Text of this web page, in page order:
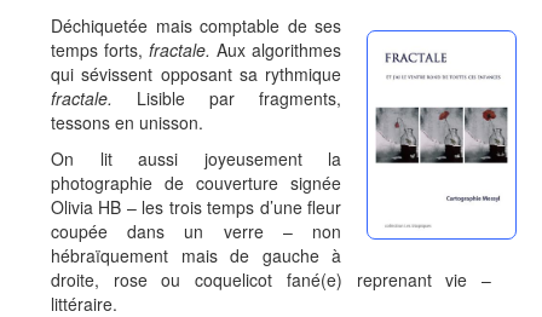
Déchiquetée mais comptable de ses
temps forts,fractale.Aux algorithmes
qui sévissent opposant sa rythmique
fractale. Lisible par fragments,
tessons en unisson.
On lit aussi joyeusement la
photographie de couverture signée
Olivia HB – les trois temps d’une fleur
coupée dans un verre – non
hébraïquement mais de gauche à
droite, rose ou coquelicot fané(e) reprenant vie –
littéraire.